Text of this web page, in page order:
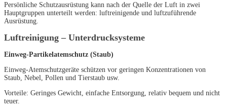
Persönliche Schutzausrüstung kann nach der Quelle der Luft in zwei
Hauptgruppen unterteilt werden: luftreinigende und luftzuführende
Ausrüstung.
Luftreinigung – Unterdrucksysteme
Einweg-Partikelatemschutz (Staub)
Einweg-Atemschutzgeräte schützen vor geringen Konzentrationen von
Staub, Nebel, Pollen und Tierstaub usw.
Vorteile: Geringes Gewicht, einfache Entsorgung, relativ bequem und nicht
teuer.